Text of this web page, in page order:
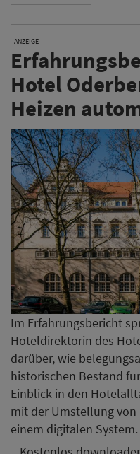
ANZEIGE
Hotel
Heizen
Im Erfahrungsbericht
Hoteldirektorin des
darüber, wie
historischen Bestand
Einblick in den
mit der Umstellung von
einem digitalen System.